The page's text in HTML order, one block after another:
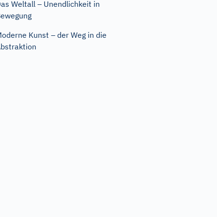
Weltall – Unendlichkeit in
Kunst – der Weg in die